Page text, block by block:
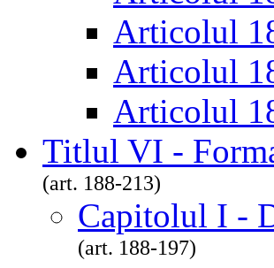
Articolul
Articolul
Articolul
Titlul VI -
(art. 188-213)
Capitolul I -
(art. 188-197)